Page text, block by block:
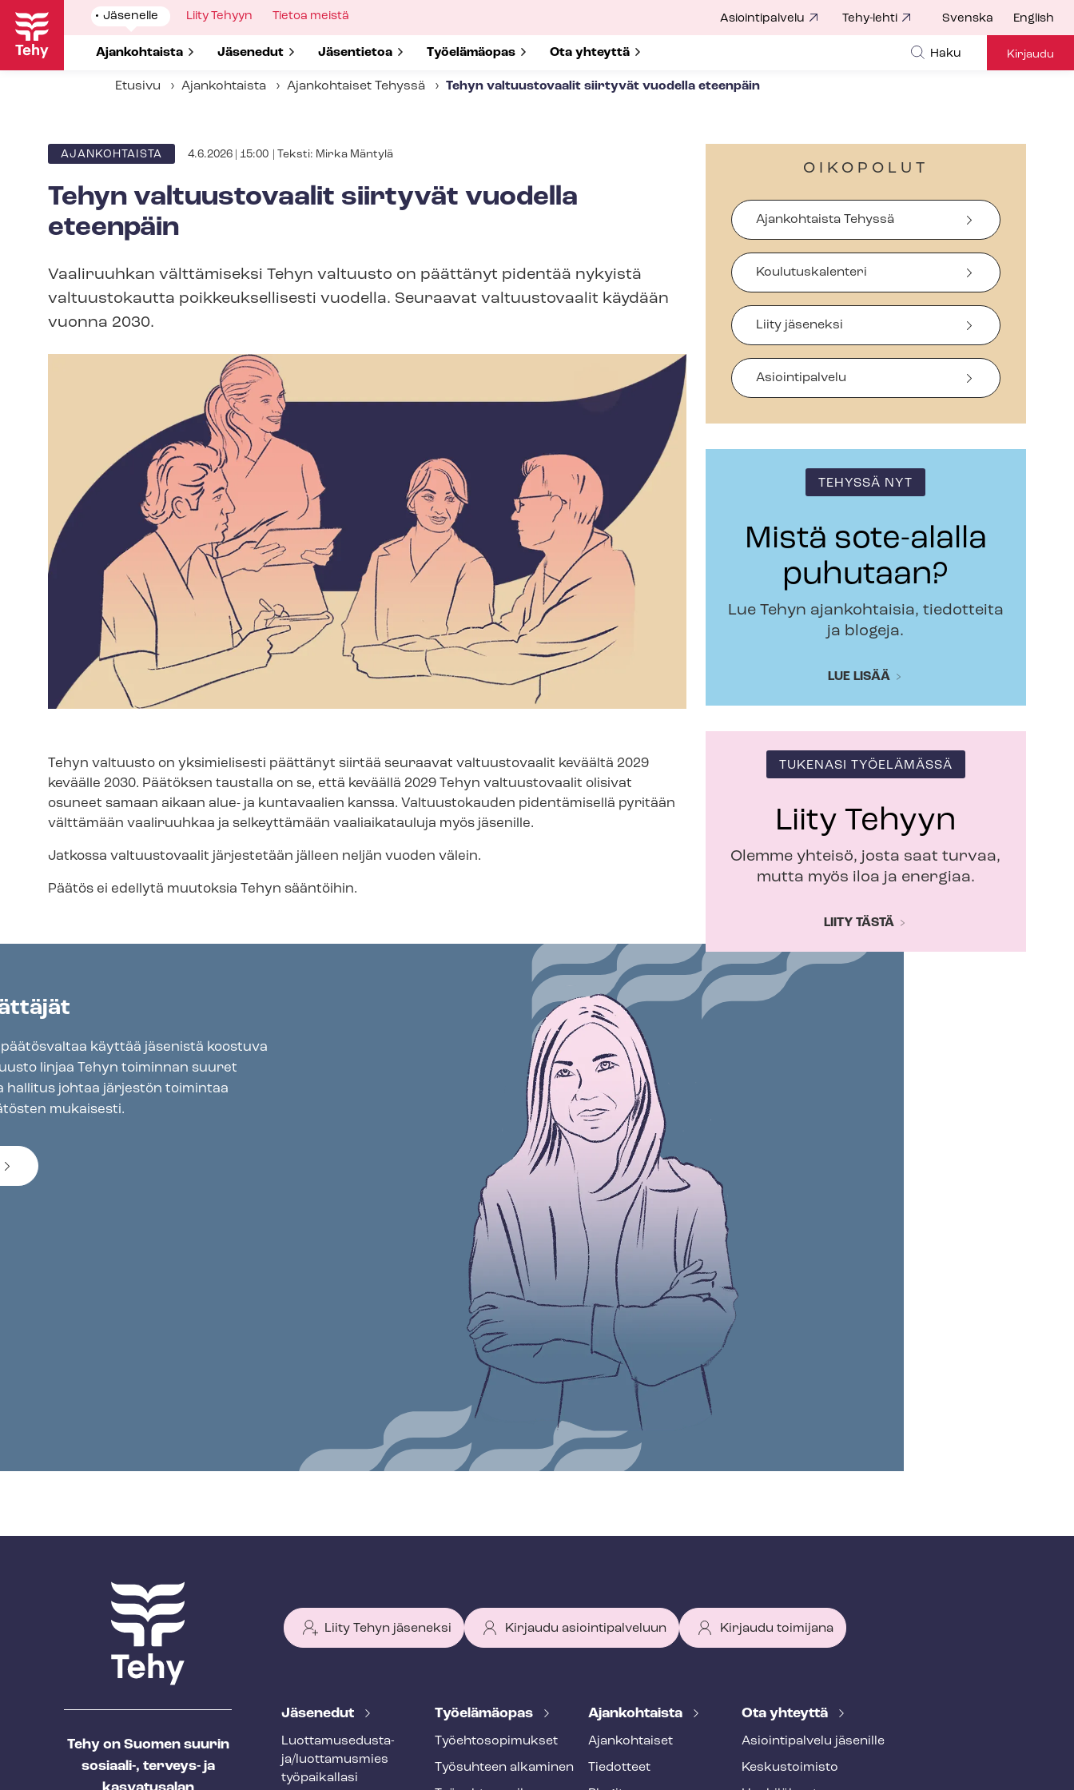
Hyppää
pääsisältöön
Show
submenu
Jäsenelle
Show submenu for
Ajankohtaista Show submenu for
Jäsenedut Show submenu for
Jäsentietoa Show submenu for
Työelämäopas Show submenu for
Ota yhteyttä
Show
Liity Tehyyn
Show
Tietoa meistä Asiointipalvelu Tehy-lehti Svenska English
Haku Kirjaudu
Etusivu Ajankohtaista Ajankohtaiset Tehyssä Tehyn valtuustovaalit siirtyvät vuodella eteenpäin
ARTIKKELIN
AJANKOHTAISTA 4.6.2026 | 15:00 | Teksti: Kirjoittaja
Mirka Mäntylä
Tehyn valtuustovaalit siirtyvät vuodella
eteenpäin
Vaaliruuhkan välttämiseksi Tehyn valtuusto on päättänyt pidentää nykyistä
valtuustokautta poik­keuk­sel­li­ses­ti vuodella. Seuraavat valtuustovaalit käydään
vuonna 2030.
Tehyn valtuusto on yksimielisesti päättänyt siirtää seuraavat valtuustovaalit keväältä 2029
keväälle 2030. Päätöksen taustalla on se, että keväällä 2029 Tehyn valtuustovaalit olisivat
osuneet samaan aikaan alue- ja kuntavaalien kanssa. Valtuustokauden pidentämisellä pyritään
välttämään vaaliruuhkaa ja selkeyttämään vaaliaikatauluja myös jäsenille.
Jatkossa valtuustovaalit järjestetään jälleen neljän vuoden välein.
Päätös ei edellytä muutoksia Tehyn sääntöihin.
käyttää jäsenistä koostuva
linjaa Tehyn toiminnan suuret
hallitus johtaa järjestön toimintaa
mukaisesti.
OIKOPOLUT
Ajankohtaista Tehyssä
Koulutuskalenteri
Liity jäseneksi
Asiointipalvelu
TEHYSSÄ NYT
Mistä sote-alalla
puhutaan?
Lue Tehyn ajankohtaisia, tiedotteita
ja blogeja.
LUE LISÄÄ
TUKENASI TYÖELÄMÄSSÄ
Liity Tehyyn
Olemme yhteisö, josta saat turvaa,
mutta myös iloa ja energiaa.
LIITY TÄSTÄ
Tehy on Suomen suurin
sosiaali-, terveys- ja
Liity Tehyn jäseneksi Kirjaudu asiointipalveluun Kirjaudu toimijana
T
h
y
Jäsenedut
Luot­ta­muse­dus­ta­
ja/luottamusmies
työpaikallasi
Työelämäopas
Työ­eh­to­so­pi­muk­set
Työsuhteen alkaminen
Ajankohtaista
Ajankohtaiset
Tiedotteet
Ota yhteyttä
Asioin­ti­pal­ve­lu jäsenille
Keskustoimisto